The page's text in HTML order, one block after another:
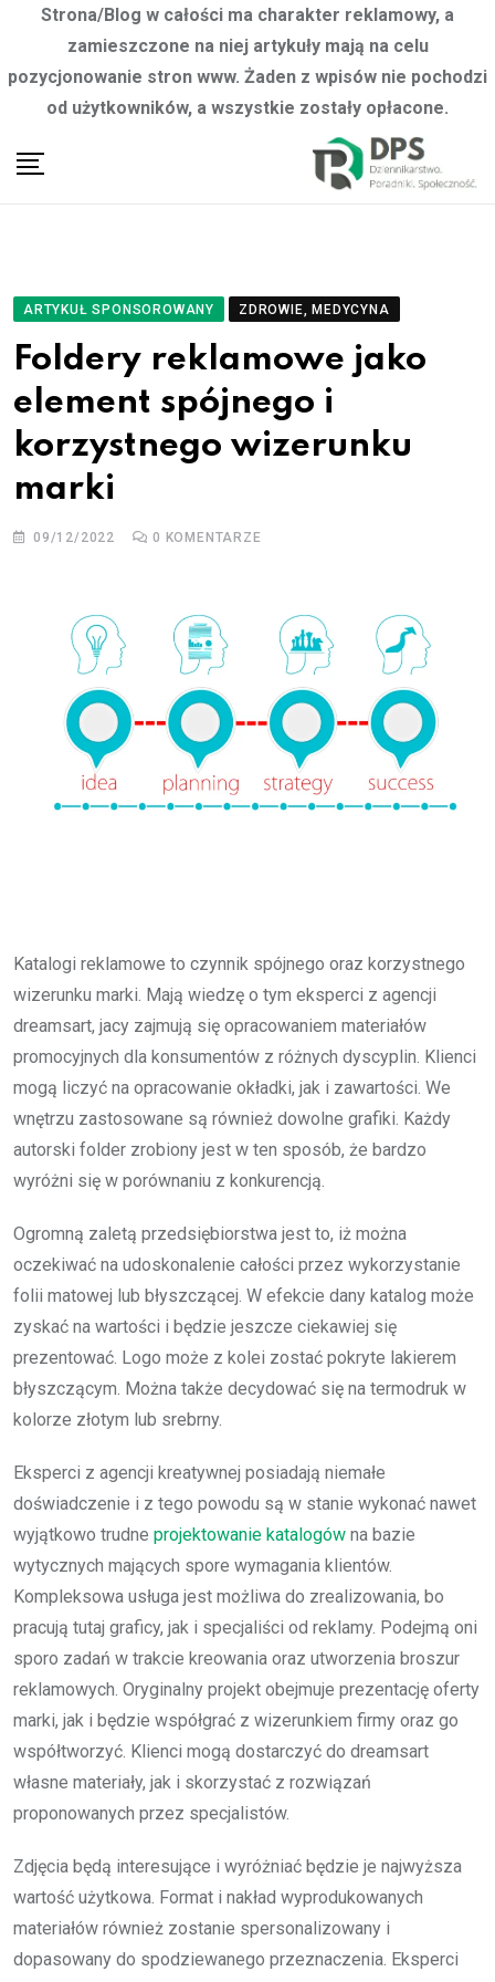
Strona/Blog w całości ma charakter reklamowy, a
zamieszczone na niej artykuły mają na celu
pozycjonowanie stron www. Żaden z wpisów nie pochodzi
od użytkowników, a wszystkie zostały opłacone.
ARTYKUŁ SPONSOROWANY ZDROWIE, MEDYCYNA
Foldery reklamowe jako
element spójnego i
korzystnego wizerunku
marki
09/12/2022 0 KOMENTARZE
Katalogi reklamowe to czynnik spójnego oraz korzystnego
wizerunku marki. Mają wiedzę o tym eksperci z agencji
dreamsart, jacy zajmują się opracowaniem materiałów
promocyjnych dla konsumentów z różnych dyscyplin. Klienci
mogą liczyć na opracowanie okładki, jak i zawartości. We
wnętrzu zastosowane są również dowolne grafiki. Każdy
autorski folder zrobiony jest w ten sposób, że bardzo
wyróżni się w porównaniu z konkurencją.
Ogromną zaletą przedsiębiorstwa jest to, iż można
oczekiwać na udoskonalenie całości przez wykorzystanie
folii matowej lub błyszczącej. W efekcie dany katalog może
zyskać na wartości i będzie jeszcze ciekawiej się
prezentować. Logo może z kolei zostać pokryte lakierem
błyszczącym. Można także decydować się na termodruk w
kolorze złotym lub srebrny.
Eksperci z agencji kreatywnej posiadają niemałe
doświadczenie i z tego powodu są w stanie wykonać nawet
wyjątkowo trudne projektowanie katalogów na bazie
wytycznych mających spore wymagania klientów.
Kompleksowa usługa jest możliwa do zrealizowania, bo
pracują tutaj graficy, jak i specjaliści od reklamy. Podejmą oni
sporo zadań w trakcie kreowania oraz utworzenia broszur
reklamowych. Oryginalny projekt obejmuje prezentację oferty
marki, jak i będzie współgrać z wizerunkiem firmy oraz go
współtworzyć. Klienci mogą dostarczyć do dreamsart
własne materiały, jak i skorzystać z rozwiązań
proponowanych przez specjalistów.
Zdjęcia będą interesujące i wyróżniać będzie je najwyższa
wartość użytkowa. Format i nakład wyprodukowanych
materiałów również zostanie spersonalizowany i
dopasowany do spodziewanego przeznaczenia. Eksperci